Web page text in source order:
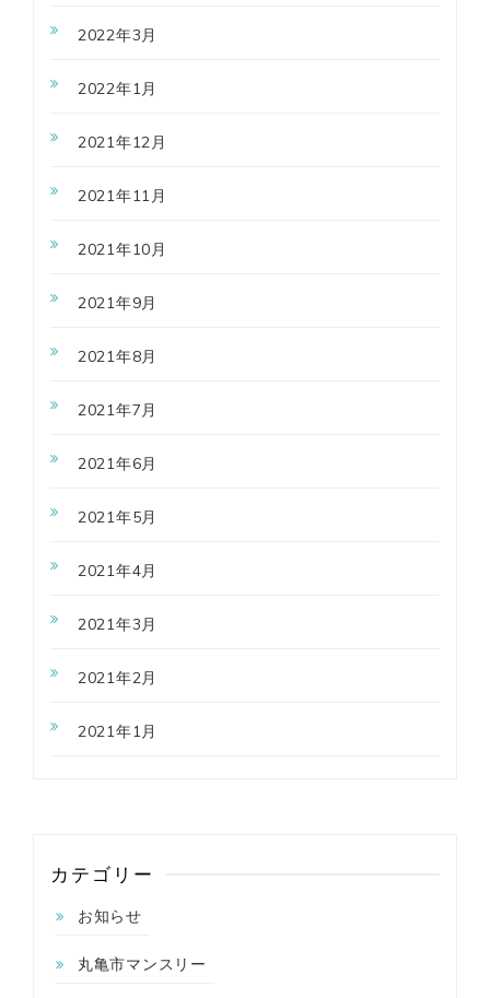
2022年3月
2022年1月
2021年12月
2021年11月
2021年10月
2021年9月
2021年8月
2021年7月
2021年6月
2021年5月
2021年4月
2021年3月
2021年2月
2021年1月
カテゴリー
お知らせ
丸亀市マンスリー